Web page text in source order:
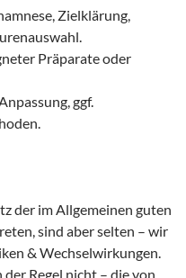
Zielklärung,
Präparate oder
ggf.
der im Allgemeinen guten
sind aber selten – wir
& Wechselwirkungen.
der Regel nicht – die von